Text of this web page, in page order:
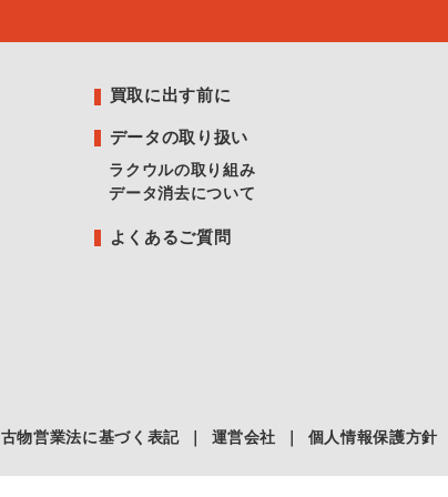
買取に出す前に
データの取り扱い
ラクウルの取り組み
データ消去について
よくあるご質問
古物営業法に基づく表記 運営会社 個人情報保護方針